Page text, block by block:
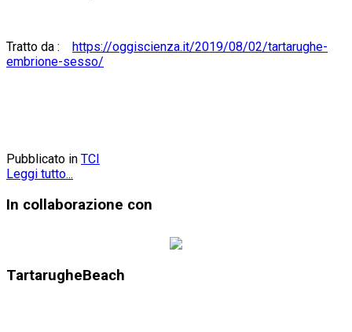
Tratto da : https://oggiscienza.it/2019/08/02/tartarughe-
embrione-sesso/
Pubblicato in TCI
Leggi tutto...
In collaborazione con
TartarugheBeach